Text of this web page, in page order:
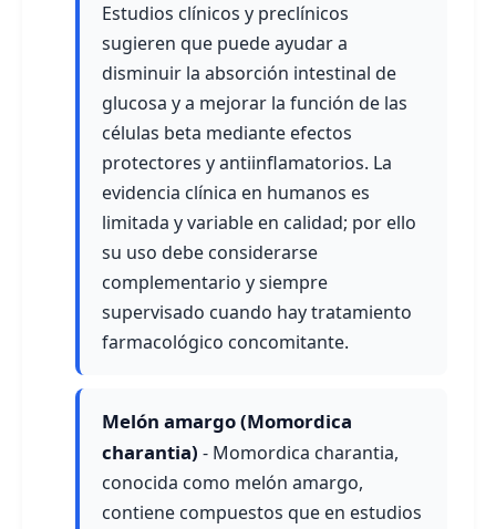
Estudios clínicos y preclínicos
sugieren que puede ayudar a
disminuir la absorción intestinal de
glucosa y a mejorar la función de las
células beta mediante efectos
protectores y antiinflamatorios. La
evidencia clínica en humanos es
limitada y variable en calidad; por ello
su uso debe considerarse
complementario y siempre
supervisado cuando hay tratamiento
farmacológico concomitante.
Melón amargo (Momordica
charantia) - Momordica charantia,
conocida como melón amargo,
contiene compuestos que en estudios